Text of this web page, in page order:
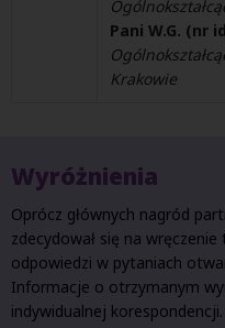
Pani W.G. (nr
Krakowie
Wyróżnienia
Oprócz głównych nagród
zdecydował się na
odpowiedzi w pytaniach
Informacje o otrzymanym
indywidualnej korespondencji.